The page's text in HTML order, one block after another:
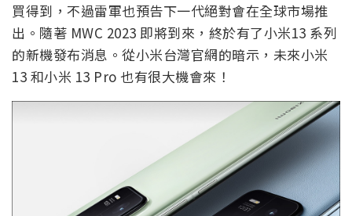
買得到，不過雷軍也預告下一代絕對會在全球市場推
出。隨著 MWC 2023 即將到來，終於有了小米13 系列
的新機發布消息。從小米台灣官網的暗示，未來小米
13 和小米 13 Pro 也有很大機會來！